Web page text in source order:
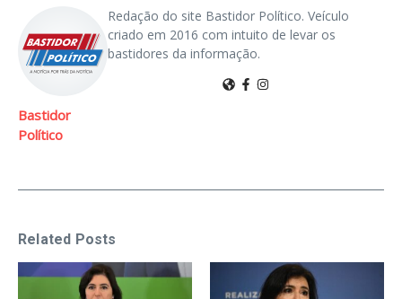
Bastidor
Político
Redação do site Bastidor Político. Veículo
criado em 2016 com intuito de levar os
bastidores da informação.
Related Posts